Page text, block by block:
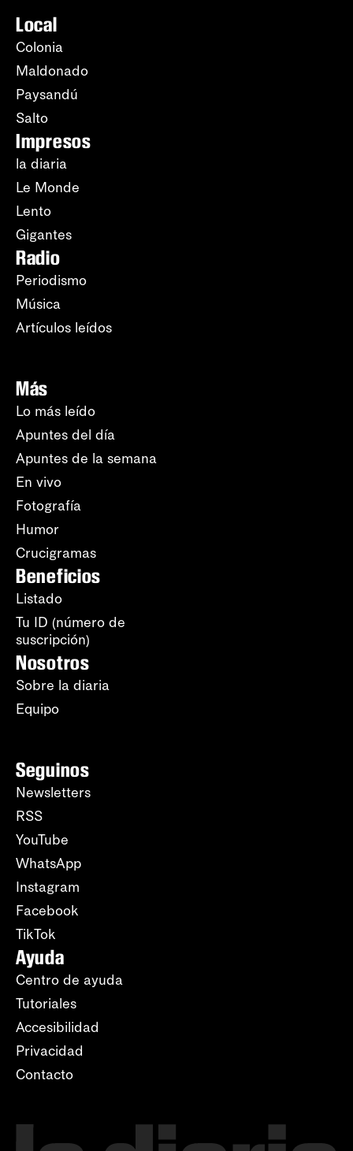
Local
Colonia
Maldonado
Paysandú
Salto
Impresos
la diaria
Le Monde
Lento
Gigantes
Radio
Periodismo
Música
Artículos leídos
Más
Lo más leído
Apuntes del día
Apuntes de la semana
En vivo
Fotografía
Humor
Crucigramas
Beneficios
Listado
Tu ID (número de
suscripción)
Nosotros
Sobre la diaria
Equipo
Seguinos
Newsletters
RSS
YouTube
WhatsApp
Instagram
Facebook
TikTok
Ayuda
Centro de ayuda
Tutoriales
Accesibilidad
Privacidad
Contacto